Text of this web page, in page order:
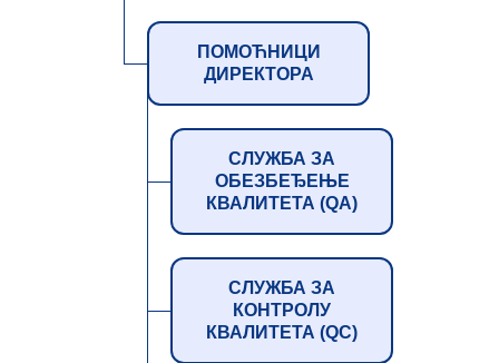
ПОМОЋНИЦИ
ДИРЕКТОРА
СЛУЖБА ЗА
ОБЕЗБЕЂЕЊЕ
КВАЛИТЕТА (QA)
СЛУЖБА ЗА
КОНТРОЛУ
КВАЛИТЕТА (QC)